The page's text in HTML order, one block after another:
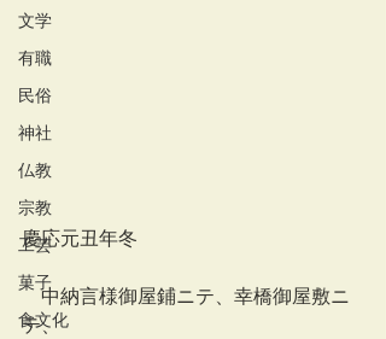
文学
有職
民俗
神社
仏教
宗教
工芸
菓子
食文化
慶応元丑年冬
中納言様御屋鋪ニテ、幸橋御屋敷ニ
テ、